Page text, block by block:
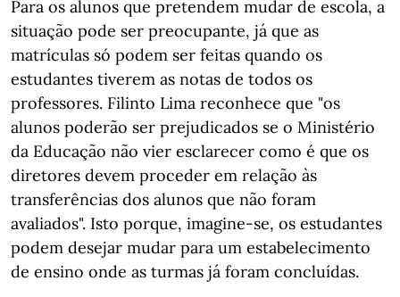
Para os alunos que pretendem mudar de escola, a
situação pode ser preocupante, já que as
matrículas só podem ser feitas quando os
estudantes tiverem as notas de todos os
professores. Filinto Lima reconhece que "os
alunos poderão ser prejudicados se o Ministério
da Educação não vier esclarecer como é que os
diretores devem proceder em relação às
transferências dos alunos que não foram
avaliados". Isto porque, imagine-se, os estudantes
podem desejar mudar para um estabelecimento
de ensino onde as turmas já foram concluídas.